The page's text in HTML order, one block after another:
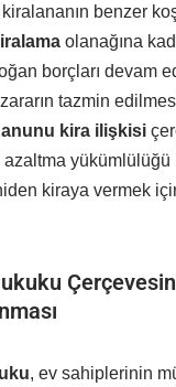
kiralananın benzer
olanağına
borçları devam
tazmin
kira ilişkisi
azaltma
kiraya vermek
, ev sahiplerinin